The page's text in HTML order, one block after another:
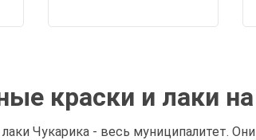
краски и лаки
Чукарика - весь муниципалитет.